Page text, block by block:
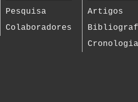
Pesquisa
Colaboradores
Artigos